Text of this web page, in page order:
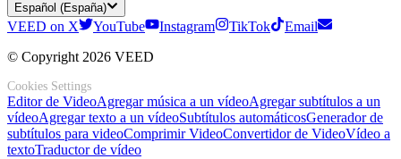
Español (España)
VEED on X YouTube Instagram TikTok
Email
© Copyright 2026 VEED
Cookies Settings
Editor de VideoAgregar música a un vídeoAgregar subtítulos a un
vídeoAgregar texto a un vídeoSubtítulos automáticosGenerador de
subtítulos para videoComprimir VideoConvertidor de VideoVídeo a
textoTraductor de vídeo